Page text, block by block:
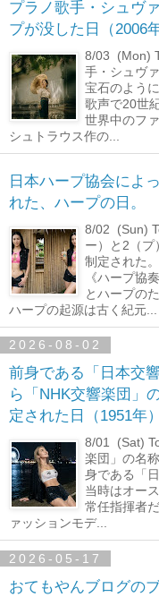
プラノ歌手・シュヴ
プが没した日（2006年
8/03 (Mon)
手・シュヴ
宝石のよう
歌声で20世
世界中のフ
シュトラウス作の...
日本ハープ協会によ
れた、ハープの日。
8/02 (Sun)
ー）と2（プ
制定された
《ハープ協
とハープの
ハープの起源は古く紀元...
2026-08-02
前身である「日本交
ら「NHK交響楽団」
定された日（1951年）
8/01 (Sat)
楽団」の名
身である「
当時はオー
常任指揮者
ァッションモデ...
2026-05-17
おてもやんブログの